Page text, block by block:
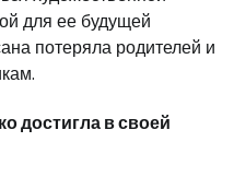
для ее будущей
потеряла родителей и
достигла в своей